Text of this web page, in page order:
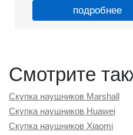
подробнее
Смотрите
Скупка наушников Marshall
Скупка наушников Huawei
Скупка наушников Xiaomi